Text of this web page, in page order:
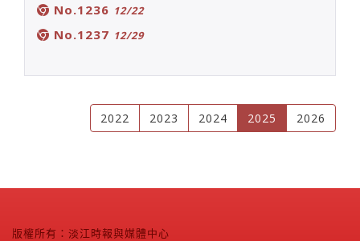
No.1236 12/22
No.1237 12/29
2022 2023 2024 2025 (current)
2026
版權所有：淡江時報與媒體中心